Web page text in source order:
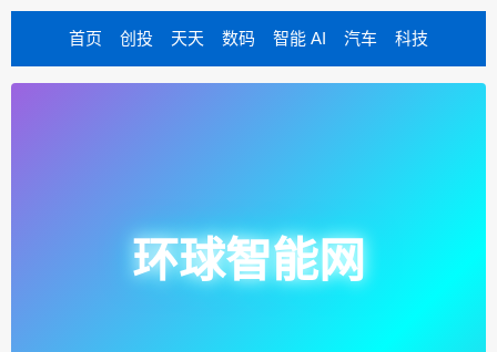
首页 创投 天天 数码 智能 AI 汽车 科技
环球智能网